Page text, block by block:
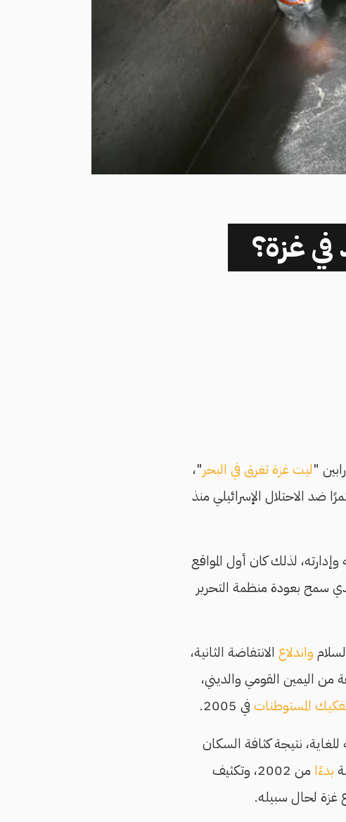
غزة؟
ليت غزة تغرق في البحر"،
ضد الاحتلال الإسرائيلي منذ
لذلك كان أول المواقع
الذي سمح بعودة منظمة التحرير
واندلاعالانتفاضة الثانية،
اليمين القومي والديني،
المستوطناتفي 2005.
للغاية، نتيجة كثافة السكان
بدءًا
من 2002، وتكثيف
غزة لحال سبيله.